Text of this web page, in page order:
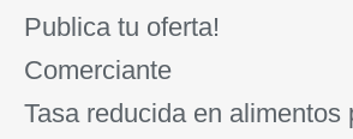
Publica tu oferta!
Comerciante
Tasa reducida en alimentos